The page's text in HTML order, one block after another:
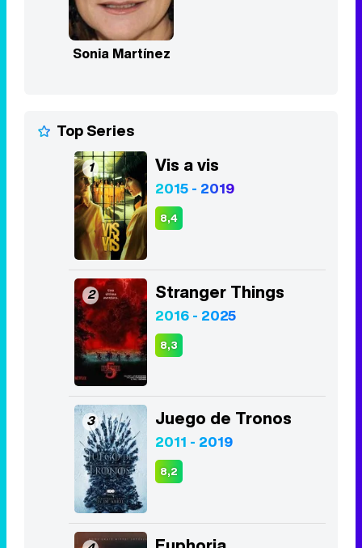
Top Series
1 Vis a vis
2 Stranger Things
2016 - 2025
8,3
3 Juego de Tronos
2011 - 2019
8,2
4 Euphoria
2019 - 2026
8,1